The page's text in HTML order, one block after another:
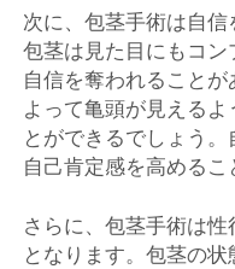
次に、包茎手術は自信
包茎は見た目にもコン
自信を奪われること
よって亀頭が見える
とができるでしょう。
自己肯定感を高めるこ
さらに、包茎手術は
となります。包茎の